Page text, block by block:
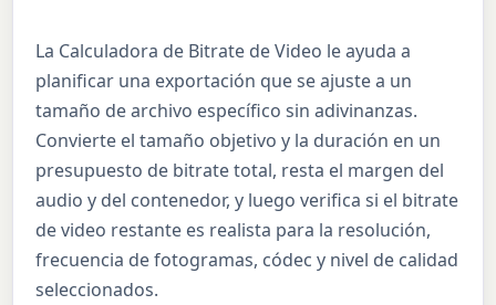
La Calculadora de Bitrate de Video le ayuda a
planificar una exportación que se ajuste a un
tamaño de archivo específico sin adivinanzas.
Convierte el tamaño objetivo y la duración en un
presupuesto de bitrate total, resta el margen del
audio y del contenedor, y luego verifica si el bitrate
de video restante es realista para la resolución,
frecuencia de fotogramas, códec y nivel de calidad
seleccionados.